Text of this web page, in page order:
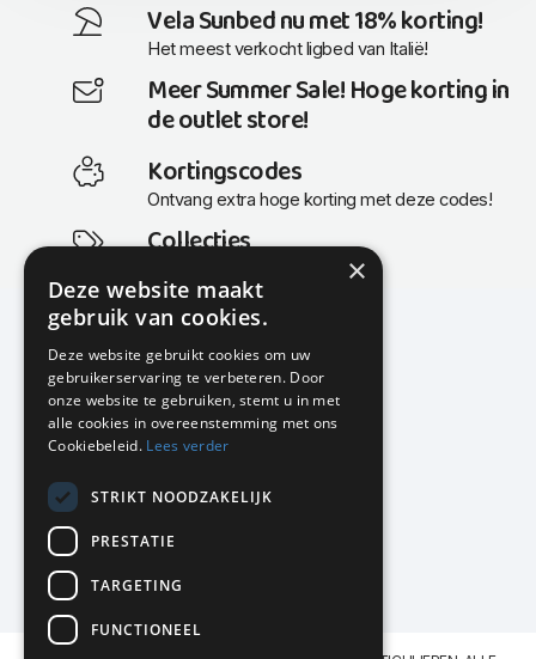
Vela Sunbed nu met 18% korting!
Het meest verkocht ligbed van Italië!
Meer Summer Sale! Hoge korting in
de outlet store!
Kortingscodes
Ontvang extra hoge korting met deze codes!
Collecties
Actuele en populaire collecties
KMP Kantoormeubilair
Airport Business Park
Frankfurtstraat 29-31
1175 RH Lijnden
020-617 01 26
info@kmpkantoormeubilair.nl
Facebook
Instagram
×
Deze website maakt
gebruik van cookies.
Deze website gebruikt cookies om uw
gebruikerservaring te verbeteren. Door
onze website te gebruiken, stemt u in met
alle cookies in overeenstemming met ons
Cookiebeleid. Lees verder
STRIKT NOODZAKELIJK
PRESTATIE
TARGETING
FUNCTIONEEL